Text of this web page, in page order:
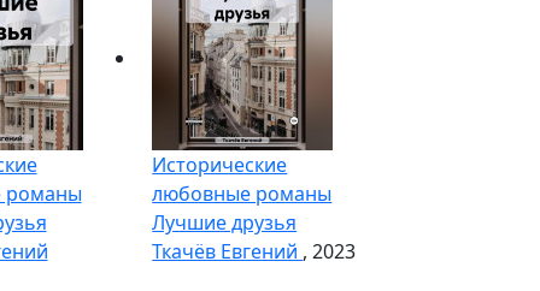
романы
Исторические
любовные романы
Лучшие друзья
Ткачёв Евгений , 2023